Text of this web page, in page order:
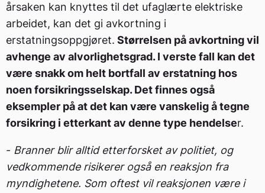
årsaken kan knyttes til det ufaglærte elektriske
arbeidet, kan det gi avkortning i
erstatningsoppgjøret. Størrelsen på avkortning vil
avhenge av alvorlighetsgrad. I verste fall kan det
være snakk om helt bortfall av erstatning hos
noen forsikringsselskap. Det finnes også
eksempler på at det kan være vanskelig å tegne
forsikring i etterkant av denne type hendelser.
- Branner blir alltid etterforsket av politiet, og
vedkommende risikerer også en reaksjon fra
myndighetene. Som oftest vil reaksjonen være i